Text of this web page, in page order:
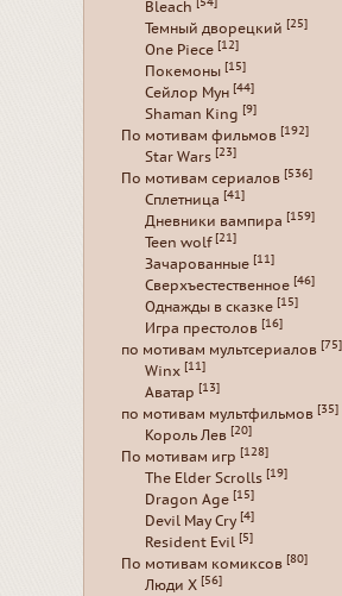
Bleach [54]
Темный дворецкий [25]
One Piece [12]
Покемоны [15]
Сейлор Мун [44]
Shaman King [9]
По мотивам фильмов [192]
Star Wars [23]
По мотивам сериалов [536]
Сплетница [41]
Дневники вампира [159]
Teen wolf [21]
Зачарованные [11]
Сверхъестественное [46]
Однажды в сказке [15]
Игра престолов [16]
по мотивам мультсериалов [75]
Winx [11]
Аватар [13]
по мотивам мультфильмов [35]
Король Лев [20]
По мотивам игр [128]
The Elder Scrolls [19]
Dragon Age [15]
Devil May Cry [4]
Resident Evil [5]
По мотивам комиксов [80]
Люди Х [56]